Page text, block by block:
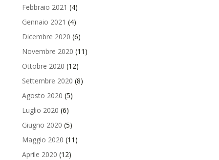
Febbraio 2021 (4)
Gennaio 2021 (4)
Dicembre 2020 (6)
Novembre 2020 (11)
Ottobre 2020 (12)
Settembre 2020 (8)
Agosto 2020 (5)
Luglio 2020 (6)
Giugno 2020 (5)
Maggio 2020 (11)
Aprile 2020 (12)